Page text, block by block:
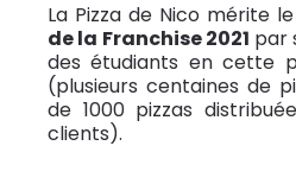
La Pizza de Nico mérite
de la Franchise 2021 par
des étudiants en cette
(plusieurs centaines de
de 1000 pizzas
clients).